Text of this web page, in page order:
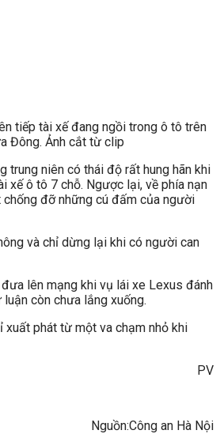
tiếp tài xế đang ngồi trong ô tô trên
Đông. Ảnh cắt từ clip
trung niên có thái độ rất hung hãn khi
xế ô tô 7 chỗ. Ngược lại, về phía nạn
chống đỡ những cú đấm của người
và chỉ dừng lại khi có người can
lên mạng khi vụ lái xe Lexus đánh
còn chưa lắng xuống.
xuất phát từ một va chạm nhỏ khi
PV
Nguồn:Công an Hà Nội